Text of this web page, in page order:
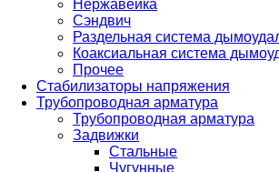
Нержавейка
Сэндвич
Раздельная система
Коаксиальная система
Прочее
Стабилизаторы напряжения
Трубопроводная арматура
Трубопроводная арматура
Задвижки
Стальные
Чугунные